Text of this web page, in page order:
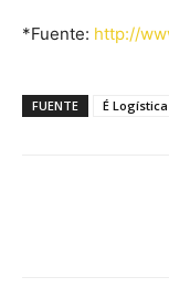
*Fuente: http://
FUENTE É Logística